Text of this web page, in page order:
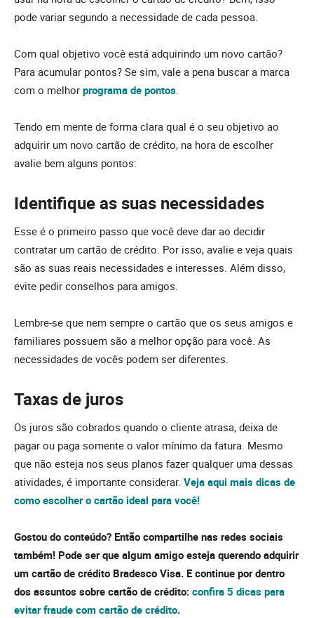
pode variar segundo a necessidade de cada pessoa.
Com qual objetivo você está adquirindo um novo cartão?
Para acumular pontos? Se sim, vale a pena buscar a marca
com o melhor programa de pontos
Tendo em mente de forma clara qual é o seu objetivo ao
adquirir um novo cartão de crédito, na hora de escolher
avalie bem alguns pontos:
Identifique as suas necessidades
Esse é o primeiro passo que você deve dar ao decidir
contratar um cartão de crédito. Por isso, avalie e veja quais
são as suas reais necessidades e interesses. Além disso,
evite pedir conselhos para amigos.
Lembre-se que nem sempre o cartão que os seus amigos e
familiares possuem são a melhor opção para você. As
necessidades de vocês podem ser diferentes.
Taxas de juros
Os juros são cobrados quando o cliente atrasa, deixa de
pagar ou paga somente o valor mínimo da fatura. Mesmo
que não esteja nos seus planos fazer qualquer uma dessas
atividades, é importante considerar. Veja aqui mais dicas de
como escolher o cartão ideal para você!
Gostou do conteúdo? Então compartilhe nas redes sociais
também! Pode ser que algum amigo esteja querendo adquirir
um cartão de crédito Bradesco Visa. E continue por dentro
dos assuntos sobre cartão de crédito: confira 5 dicas para
evitar fraude com cartão de crédito.